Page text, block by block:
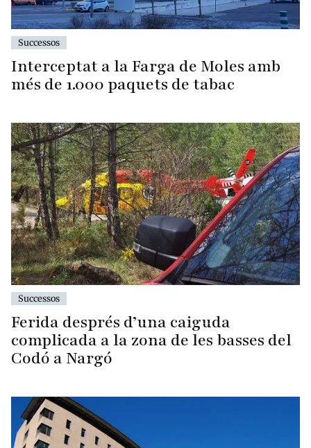
Successos
Interceptat a la Farga de Moles amb
més de 1.000 paquets de tabac
Successos
Ferida després d’una caiguda
complicada a la zona de les basses del
Codó a Nargó